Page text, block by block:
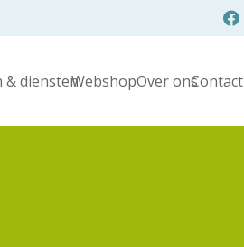
& dienstenWebshopOver onsContact